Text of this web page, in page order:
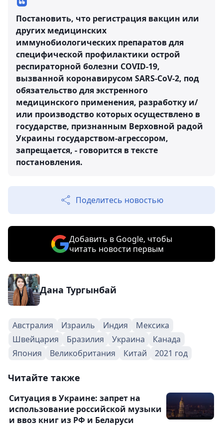
Постановить, что регистрация вакцин или
других медицинских
иммунобиологических препаратов для
специфической профилактики острой
респираторной болезни COVID-19,
вызванной коронавирусом SARS-CoV-2, под
обязательство для экстренного
медицинского применения, разработку и/
или производство которых осуществлено в
государстве, признанным Верховной радой
Украины государством-агрессором,
запрещается, - говорится в тексте
постановления.
Поделитесь новостью
Добавить в Google, чтобы
читать новости первым
Дана Тургынбай
Австралия Израиль Индия
Мексика
Швейцария
Бразилия Украина
Канада
Япония
Великобритания Китай 2021 год
Читайте также
Ситуация в Украине: запрет на
использование российской музыки
и ввоз книг из РФ и Беларуси